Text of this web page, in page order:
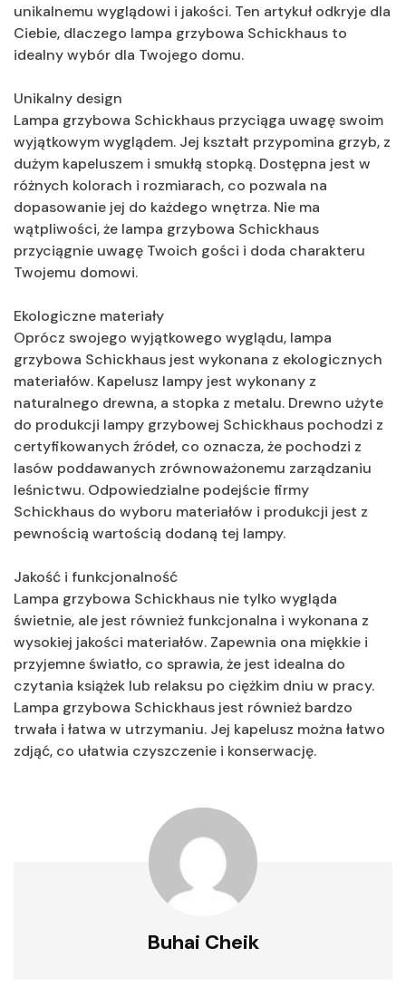
unikalnemu wyglądowi i jakości. Ten artykuł odkryje dla
Ciebie, dlaczego lampa grzybowa Schickhaus to
idealny wybór dla Twojego domu.
Unikalny design
Lampa grzybowa Schickhaus przyciąga uwagę swoim
wyjątkowym wyglądem. Jej kształt przypomina grzyb, z
dużym kapeluszem i smukłą stopką. Dostępna jest w
różnych kolorach i rozmiarach, co pozwala na
dopasowanie jej do każdego wnętrza. Nie ma
wątpliwości, że lampa grzybowa Schickhaus
przyciągnie uwagę Twoich gości i doda charakteru
Twojemu domowi.
Ekologiczne materiały
Oprócz swojego wyjątkowego wyglądu, lampa
grzybowa Schickhaus jest wykonana z ekologicznych
materiałów. Kapelusz lampy jest wykonany z
naturalnego drewna, a stopka z metalu. Drewno użyte
do produkcji lampy grzybowej Schickhaus pochodzi z
certyfikowanych źródeł, co oznacza, że pochodzi z
lasów poddawanych zrównoważonemu zarządzaniu
leśnictwu. Odpowiedzialne podejście firmy
Schickhaus do wyboru materiałów i produkcji jest z
pewnością wartością dodaną tej lampy.
Jakość i funkcjonalność
Lampa grzybowa Schickhaus nie tylko wygląda
świetnie, ale jest również funkcjonalna i wykonana z
wysokiej jakości materiałów. Zapewnia ona miękkie i
przyjemne światło, co sprawia, że jest idealna do
czytania książek lub relaksu po ciężkim dniu w pracy.
Lampa grzybowa Schickhaus jest również bardzo
trwała i łatwa w utrzymaniu. Jej kapelusz można łatwo
zdjąć, co ułatwia czyszczenie i konserwację.
Buhai Cheik